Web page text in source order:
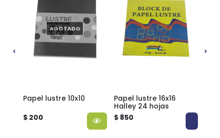
AGOTADO
Papel lustre 10x10
$ 200
Papel lustre 16x16
Halley 24 hojas
$ 850